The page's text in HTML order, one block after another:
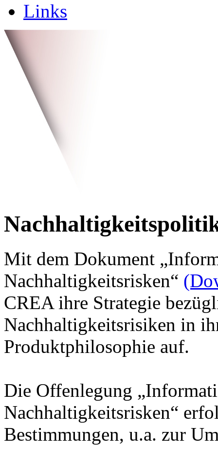
Links
Mit dem Dokument
Nachhaltigkeitsrisken“
CREA ihre Strategie
Nachhaltigkeitsrisiken in
Produktphilosophie auf.
Die Offenlegung
Nachhaltigkeitsrisken“
Bestimmungen, u.a. zur